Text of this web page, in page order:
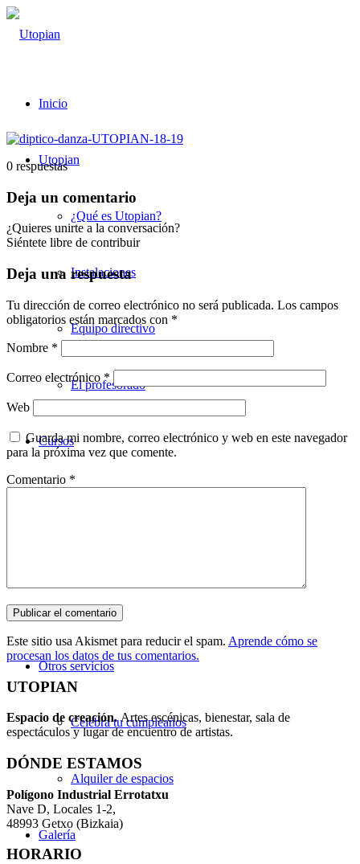
Inicio
Utopian
¿Qué es Utopian?
Instalaciones
Equipo directivo
El profesorado
Cursos
Música
Otros servicios
Celebra tu cumpleaños
Alquiler de espacios
Galería
0 respuestas
Deja un comentario
¿Quieres unirte a la conversación?
Siéntete libre de contribuir
Deja una respuesta
Tu dirección de correo electrónico no será publicada. Los campos
obligatorios están marcados con *
Nombre *
Correo electrónico *
Web
Guarda mi nombre, correo electrónico y web en este navegador
para la próxima vez que comente.
Comentario *
Este sitio usa Akismet para reducir el spam. Aprende cómo se
procesan los datos de tus comentarios.
UTOPIAN
Espacio de creación.Artes escénicas, bienestar, sala de
espectáculos y lugar de encuentro de artistas.
DÓNDE ESTAMOS
Polígono Industrial Errotatxu
Nave D, Locales 1-2,
48993 Getxo (Bizkaia)
HORARIO